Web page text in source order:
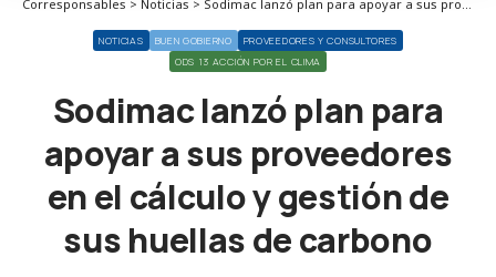
Corresponsables > Noticias > Sodimac lanzó plan para apoyar a sus proveedores en el cálculo y gestión de sus huellas de carbono
NOTICIAS BUEN GOBIERNO
PROVEEDORES Y CONSULTORES
ODS 13 ACCIÓN POR EL CLIMA
Sodimac lanzó plan para
apoyar a sus proveedores
en el cálculo y gestión de
sus huellas de carbono